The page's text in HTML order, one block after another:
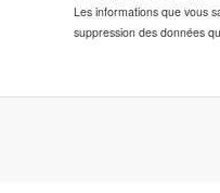
Les informations que vous
suppression des données